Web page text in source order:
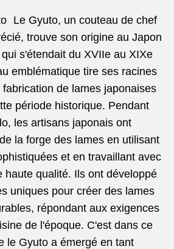
Le Gyuto, un couteau de chef
trouve son origine au Japon
s'étendait du XVIIe au XIXe
emblématique tire ses racines
de lames japonaises
période historique. Pendant
les artisans japonais ont
la forge des lames en utilisant
et en travaillant avec
haute qualité. Ils ont développé
uniques pour créer des lames
répondant aux exigences
de l'époque. C'est dans ce
le Gyuto a émergé en tant